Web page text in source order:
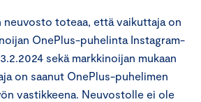
neuvosto toteaa, että vaikuttaja on
OnePlus-puhelinta Instagram-
sekä markkinoijan mukaan
on saanut OnePlus-puhelimen
vastikkeena. Neuvostolle ei ole